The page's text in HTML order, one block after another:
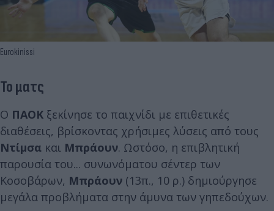
Eurokinissi
Το ματς
Ο ΠΑΟΚ ξεκίνησε το παιχνίδι με επιθετικές
διαθέσεις, βρίσκοντας χρήσιμες λύσεις από τους
Ντίμσα και Μπράουν. Ωστόσο, η επιβλητική
παρουσία του... συνωνόματου σέντερ των
Κοσοβάρων, Μπράουν (13π., 10 ρ.) δημιούργησε
μεγάλα προβλήματα στην άμυνα των γηπεδούχων.